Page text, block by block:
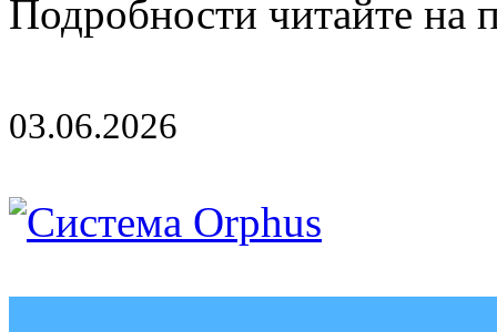
Подробности читайте на
03.06.2026